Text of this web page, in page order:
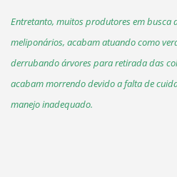
Entretanto, muitos produtores em busca
meliponários, acabam atuando como
derrubando árvores para retirada das
acabam morrendo devido a falta de
manejo inadequado.